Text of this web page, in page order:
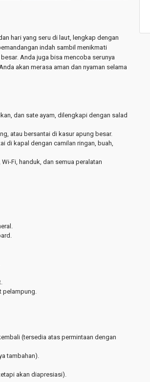
hari yang seru di laut, lengkap dengan
indah sambil menikmati
Anda juga bisa mencoba serunya
akan merasa aman dan nyaman selama
dan sate ayam, dilengkapi dengan salad
atau bersantai di kasur apung besar.
di kapal dengan camilan ringan, buah,
Fi, handuk, dan semua peralatan
pelampung.
(tersedia atas permintaan dengan
tambahan).
akan diapresiasi).